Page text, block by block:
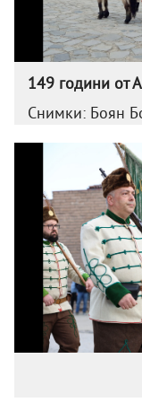
149 години от
Снимки: Боян